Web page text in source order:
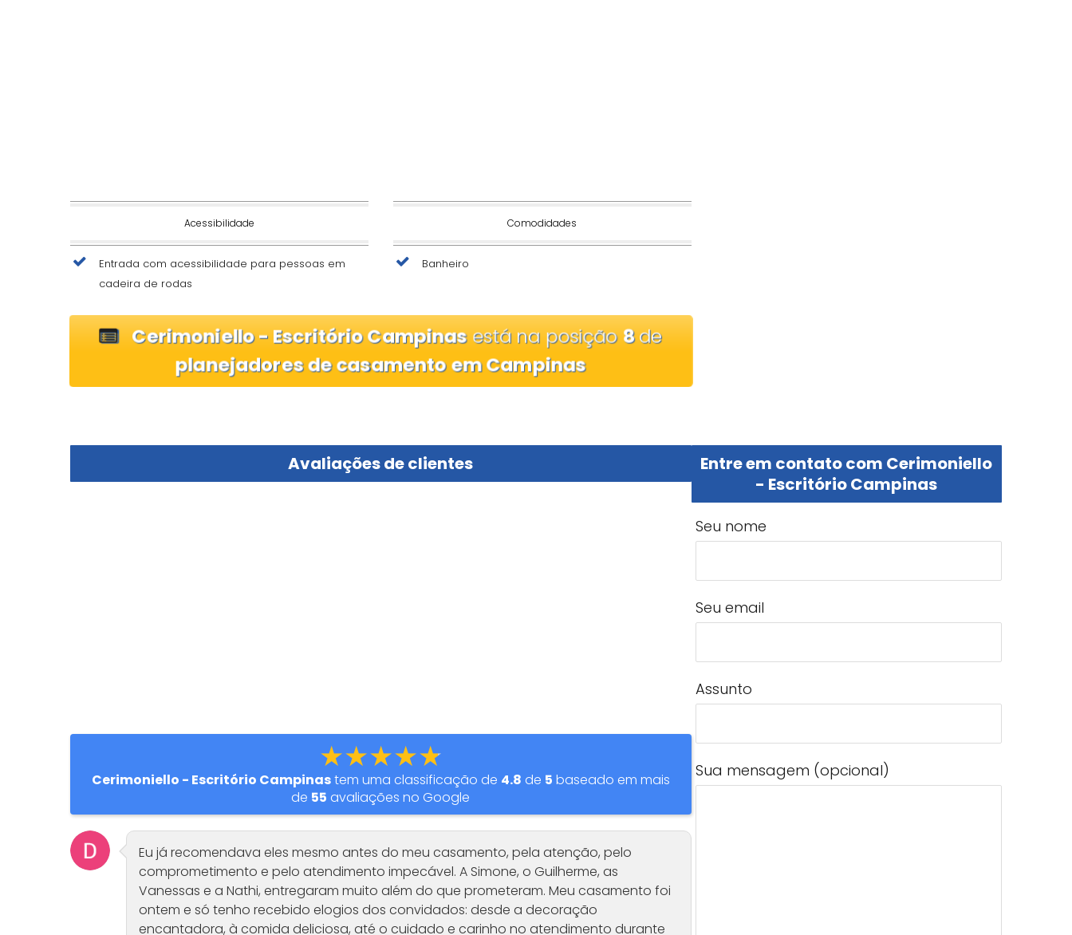
Acessibilidade
Entrada com acessibilidade para pessoas em
cadeira de rodas
Comodidades
Banheiro
Cerimoniello - Escritório Campinasestá na posição8de
planejadores de casamento em Campinas
Avaliações de clientes
★★★★★
Cerimoniello - Escritório Campinastem uma classificação de 4.8 de 5 baseado em mais
de 55 avaliações no Google
Eu já recomendava eles mesmo antes do meu casamento, pela atenção, pelo
comprometimento e pelo atendimento impecável. A Simone, o Guilherme, as
Vanessas e a Nathi, entregaram muito além do que prometeram. Meu casamento foi
ontem e só tenho recebido elogios dos convidados: desde a decoração
encantadora, à comida deliciosa, até o cuidado e carinho no atendimento durante
Entre em contato com Cerimoniello
- Escritório Campinas
Seu nome
Seu email
Assunto
Sua mensagem (opcional)